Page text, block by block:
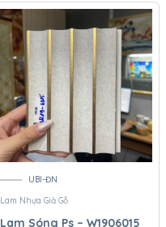
UBI-ĐN
Lam Nhựa Giả Gỗ
Lam Sóng Ps – W1906015